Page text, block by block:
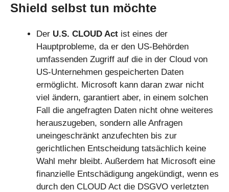
Shield selbst tun möchte
Der U.S. CLOUD Act ist eines der
Hauptprobleme, da er den US-Behörden
umfassenden Zugriff auf die in der Cloud von
US-Unternehmen gespeicherten Daten
ermöglicht. Microsoft kann daran zwar nicht
viel ändern, garantiert aber, in einem solchen
Fall die angefragten Daten nicht ohne weiteres
herauszugeben, sondern alle Anfragen
uneingeschränkt anzufechten bis zur
gerichtlichen Entscheidung tatsächlich keine
Wahl mehr bleibt. Außerdem hat Microsoft eine
finanzielle Entschädigung angekündigt, wenn es
durch den CLOUD Act die DSGVO verletzten